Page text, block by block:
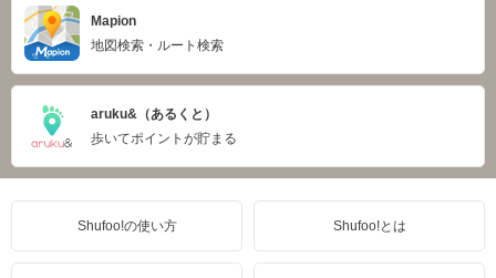
Mapion
地図検索・ルート検索
aruku&（あるくと）
歩いてポイントが貯まる
Shufoo!の使い方 Shufoo!とは